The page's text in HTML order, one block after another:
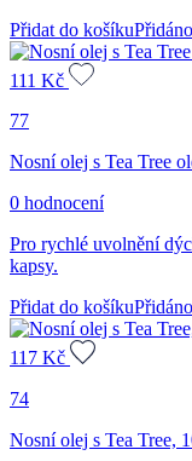
Přidat do košíku
111 Kč
77
Nosní olej s Tea Tree
0 hodnocení
Pro rychlé uvolnění
kapsy.
Přidat do košíku
117 Kč
74
Nosní olej s Tea Tree,